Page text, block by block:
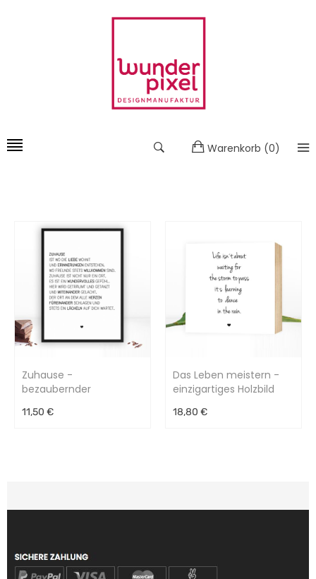
Warenkorb (0)
Zuhause -
bezaubernder
11,50 €
Das Leben meistern -
einzigartiges Holzbild
18,80 €